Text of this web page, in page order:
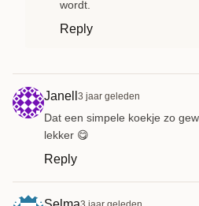
wordt.
Reply
Janell 3 jaar geleden
Dat een simpele koekje zo
lekker 😋
Reply